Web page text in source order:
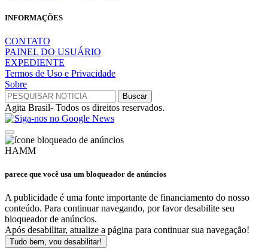
INFORMAÇÕES
CONTATO
PAINEL DO USUÁRIO
EXPEDIENTE
Termos de Uso e Privacidade
Sobre
Agita Brasil- Todos os direitos reservados.
HAMM
parece que você usa um bloqueador de anúncios
A publicidade é uma fonte importante de financiamento do nosso
conteúdo. Para continuar navegando, por favor desabilite seu
bloqueador de anúncios.
Após desabilitar, atualize a página para continuar sua navegação!
Tudo bem, vou desabilitar!